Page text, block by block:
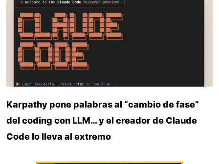
Karpathy pone palabras al “cambio de fase”
del coding con LLM… y el creador de Claude
Code lo lleva al extremo